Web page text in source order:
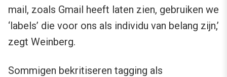
mail, zoals Gmail heeft laten zien, gebruiken we
‘labels’ die voor ons als individu van belang zijn,’
zegt Weinberg.
Sommigen bekritiseren tagging als